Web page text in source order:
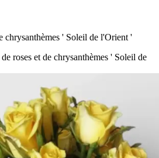
chrysanthèmes ' Soleil de l'Orient '
roses et de chrysanthèmes ' Soleil de